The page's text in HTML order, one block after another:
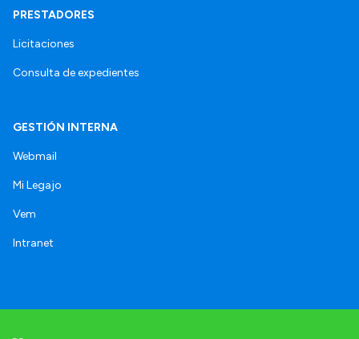
PRESTADORES
Licitaciones
Consulta de expedientes
GESTIÓN INTERNA
Webmail
Mi Legajo
Vem
Intranet